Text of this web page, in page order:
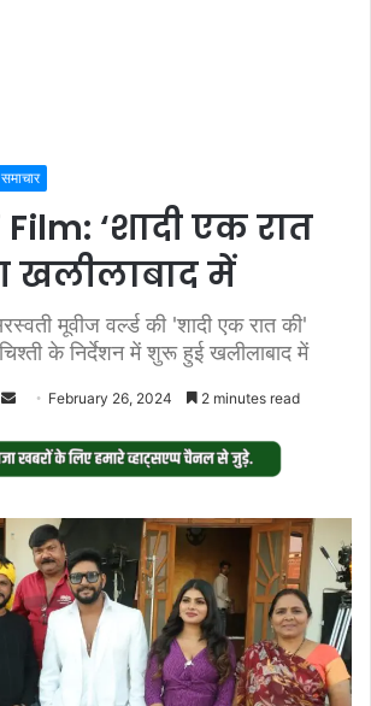
समाचार
‘शादी एक रात
खलीलाबाद में
मूवीज वर्ल्ड की 'शादी एक रात की'
के निर्देशन में शुरू हुई खलीलाबाद में
Send
email
February 26, 2024 2 minutes read